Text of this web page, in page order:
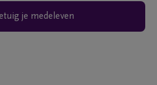
je medeleven